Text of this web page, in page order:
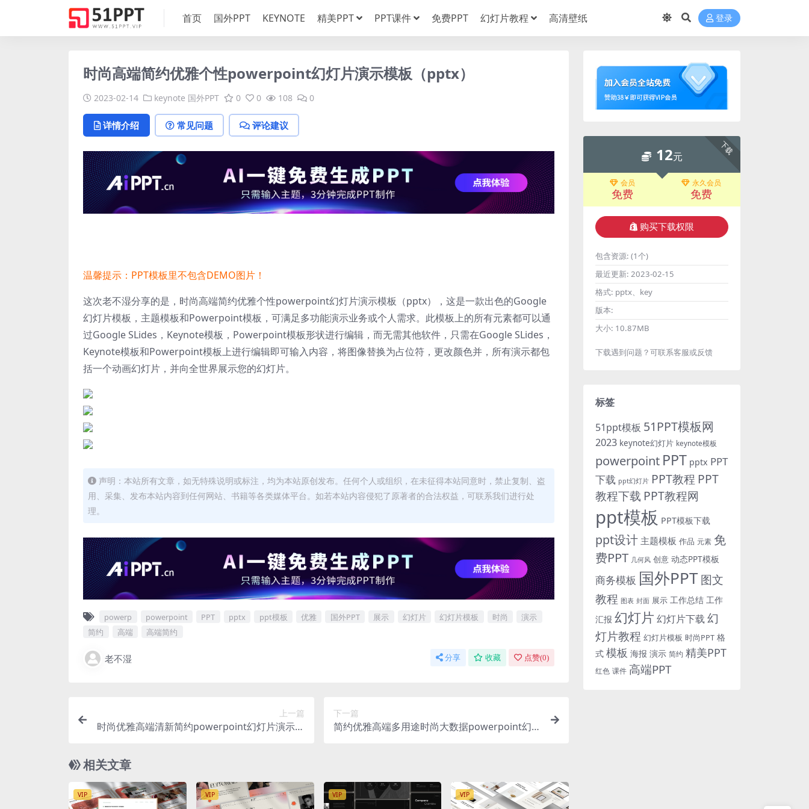
首页 国外PPT KEYNOTE 精美PPT PPT课件 免费PPT 幻灯片教程 高清壁纸 登录
时尚高端简约优雅个性powerpoint幻灯片演示模板（pptx）
2023-02-14 keynote 国外PPT 0 0 108 0
详情介绍 常见问题 评论建议
温馨提示：PPT模板里不包含DEMO图片！
这次老不湿分享的是，时尚高端简约优雅个性powerpoint幻灯片演示模板（pptx），这是一款出色的Google
幻灯片模板，主题模板和Powerpoint模板，可满足多功能演示业务或个人需求。此模板上的所有元素都可以通
过Google SLides，Keynote模板，Powerpoint模板形状进行编辑，而无需其他软件，只需在Google SLides，
Keynote模板和Powerpoint模板上进行编辑即可输入内容，将图像替换为占位符，更改颜色并，所有演示都包
括一个动画幻灯片，并向全世界展示您的幻灯片。
声明：本站所有文章，如无特殊说明或标注，均为本站原创发布。任何个人或组织，在未征得本站同意时，禁止复制、盗
用、采集、发布本站内容到任何网站、书籍等各类媒体平台。如若本站内容侵犯了原著者的合法权益，可联系我们进行处
理。
powerp powerpoint PPT pptx ppt模板 优雅 国外PPT 展示 幻灯片 幻灯片模板 时尚
演示
简约
高端 高端简约
老不湿 分享 收藏 点赞(0)
上一篇
时尚优雅高端清新简约powerpoint幻灯片演示模
下一篇
简约优雅高端多用途时尚大数据powerpoint幻灯
相关文章
VIP VIP VIP VIP
下载
12元
会员
免费
永久会员
免费
购买下载权限
包含资源: (1个)
最近更新: 2023-02-15
格式: pptx、key
版本:
大小: 10.87MB
下载遇到问题？可联系客服或反馈
标签
51ppt模板 51PPT模板网
2023 keynote幻灯片 keynote模板
powerpoint PPT pptx PPT
下载 ppt幻灯片 PPT教程 PPT
教程下载 PPT教程网
ppt模板 PPT模板下载
ppt设计 主题模板 作品 元素 免
费PPT 几何风 创意 动态PPT模板
商务模板 国外PPT图文
教程 图表 封面 展示 工作总结 工作
汇报 幻灯片 幻灯片下载 幻
灯片教程 幻灯片模板 时尚PPT 格
式 模板 海报 演示 简约 精美PPT
红色 课件 高端PPT